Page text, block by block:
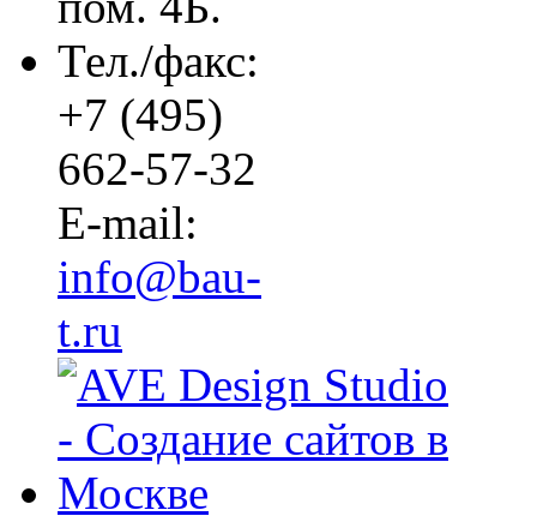
Тел./факс:
+7 (495)
662-57-32
E-mail:
info@bau-
t.ru